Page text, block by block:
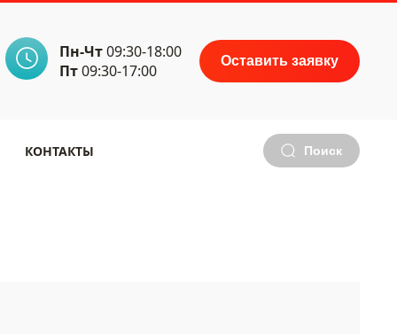
Пн-Чт09:30-18:00
Пт09:30-17:00
Оставить заявку
КОНТАКТЫ Поиск